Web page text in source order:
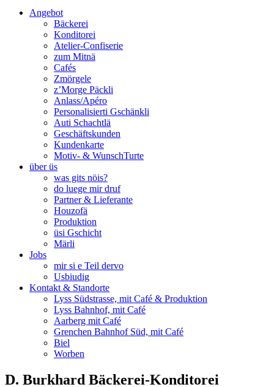
Angebot
Bäckerei
Konditorei
Atelier-Confiserie
zum Mitnä
Cafés
Zmörgele
z’Morge Päckli
Anlass/Apéro
Personalisierti Gschänkli
Auti Schachtlä
Geschäftskunden
Kundenkarte
Motiv- & WunschTurte
über üs
was gits nöis?
do luege mir druf
Partner & Lieferante
Houzofä
Produktion
üsi Gschicht
Märli
Jobs
mir si e Teil dervo
Usbiudig
Kontakt & Standorte
Lyss Südstrasse, mit Café & Produktion
Lyss Bahnhof, mit Café
Aarberg mit Café
Grenchen Bahnhof Süd, mit Café
Biel
Worben
D. Burkhard Bäckerei-Konditorei